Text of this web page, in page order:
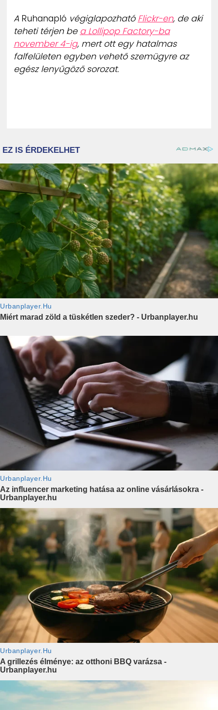
A Ruhanapló végiglapozható Flickr-en, de aki
teheti térjen be a Lollipop Factory-ba
november 4-ig, mert ott egy hatalmas
falfelületen egyben vehető szemügyre az
egész lenyűgöző sorozat.